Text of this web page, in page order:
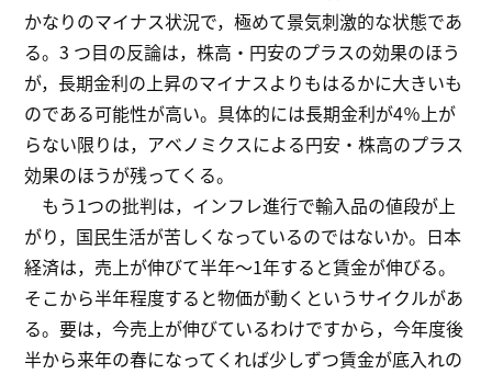
かなりのマイナス状況で，極めて景気刺激的な状態であ
る。3 つ目の反論は，株高・円安のプラスの効果のほう
が，長期金利の上昇のマイナスよりもはるかに大きいも
のである可能性が高い。具体的には長期金利が4％上が
らない限りは，アベノミクスによる円安・株高のプラス
効果のほうが残ってくる。
もう1つの批判は，インフレ進行で輸入品の値段が上
がり，国民生活が苦しくなっているのではないか。日本
経済は，売上が伸びて半年～1年すると賃金が伸びる。
そこから半年程度すると物価が動くというサイクルがあ
る。要は，今売上が伸びているわけですから，今年度後
半から来年の春になってくれば少しずつ賃金が底入れの